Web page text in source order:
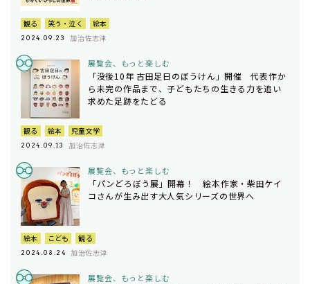
観る 笑う・泣く 絵本
2024.09.23 加治佐志津
展覧会、もっと楽しむ
「没後10年 古田足日のぼうけん」開催 代表作か
ら未完の作品まで、子どもたちの生きる力を追い
求めた足跡をたどる
観る 絵本 児童文学
2024.09.13 加治佐志津
展覧会、もっと楽しむ
「パンどろぼう展」開幕！ 絵本作家・柴田ケイ
コさんが生み出す大人気シリーズの世界へ
絵本 こども 観る
2024.08.24 加治佐志津
展覧会、もっと楽しむ